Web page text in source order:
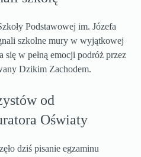
Podstawowej im. Józefa
szkolne mury w wyjątkowej
się w pełną emocji podróż przez
Dzikim Zachodem.
od
Oświaty
dziś pisanie egzaminu